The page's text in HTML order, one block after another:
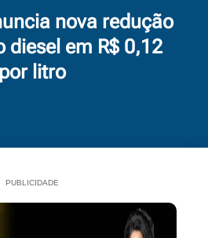
nova redução
diesel em R$ 0,12
por litro
PUBLICIDADE